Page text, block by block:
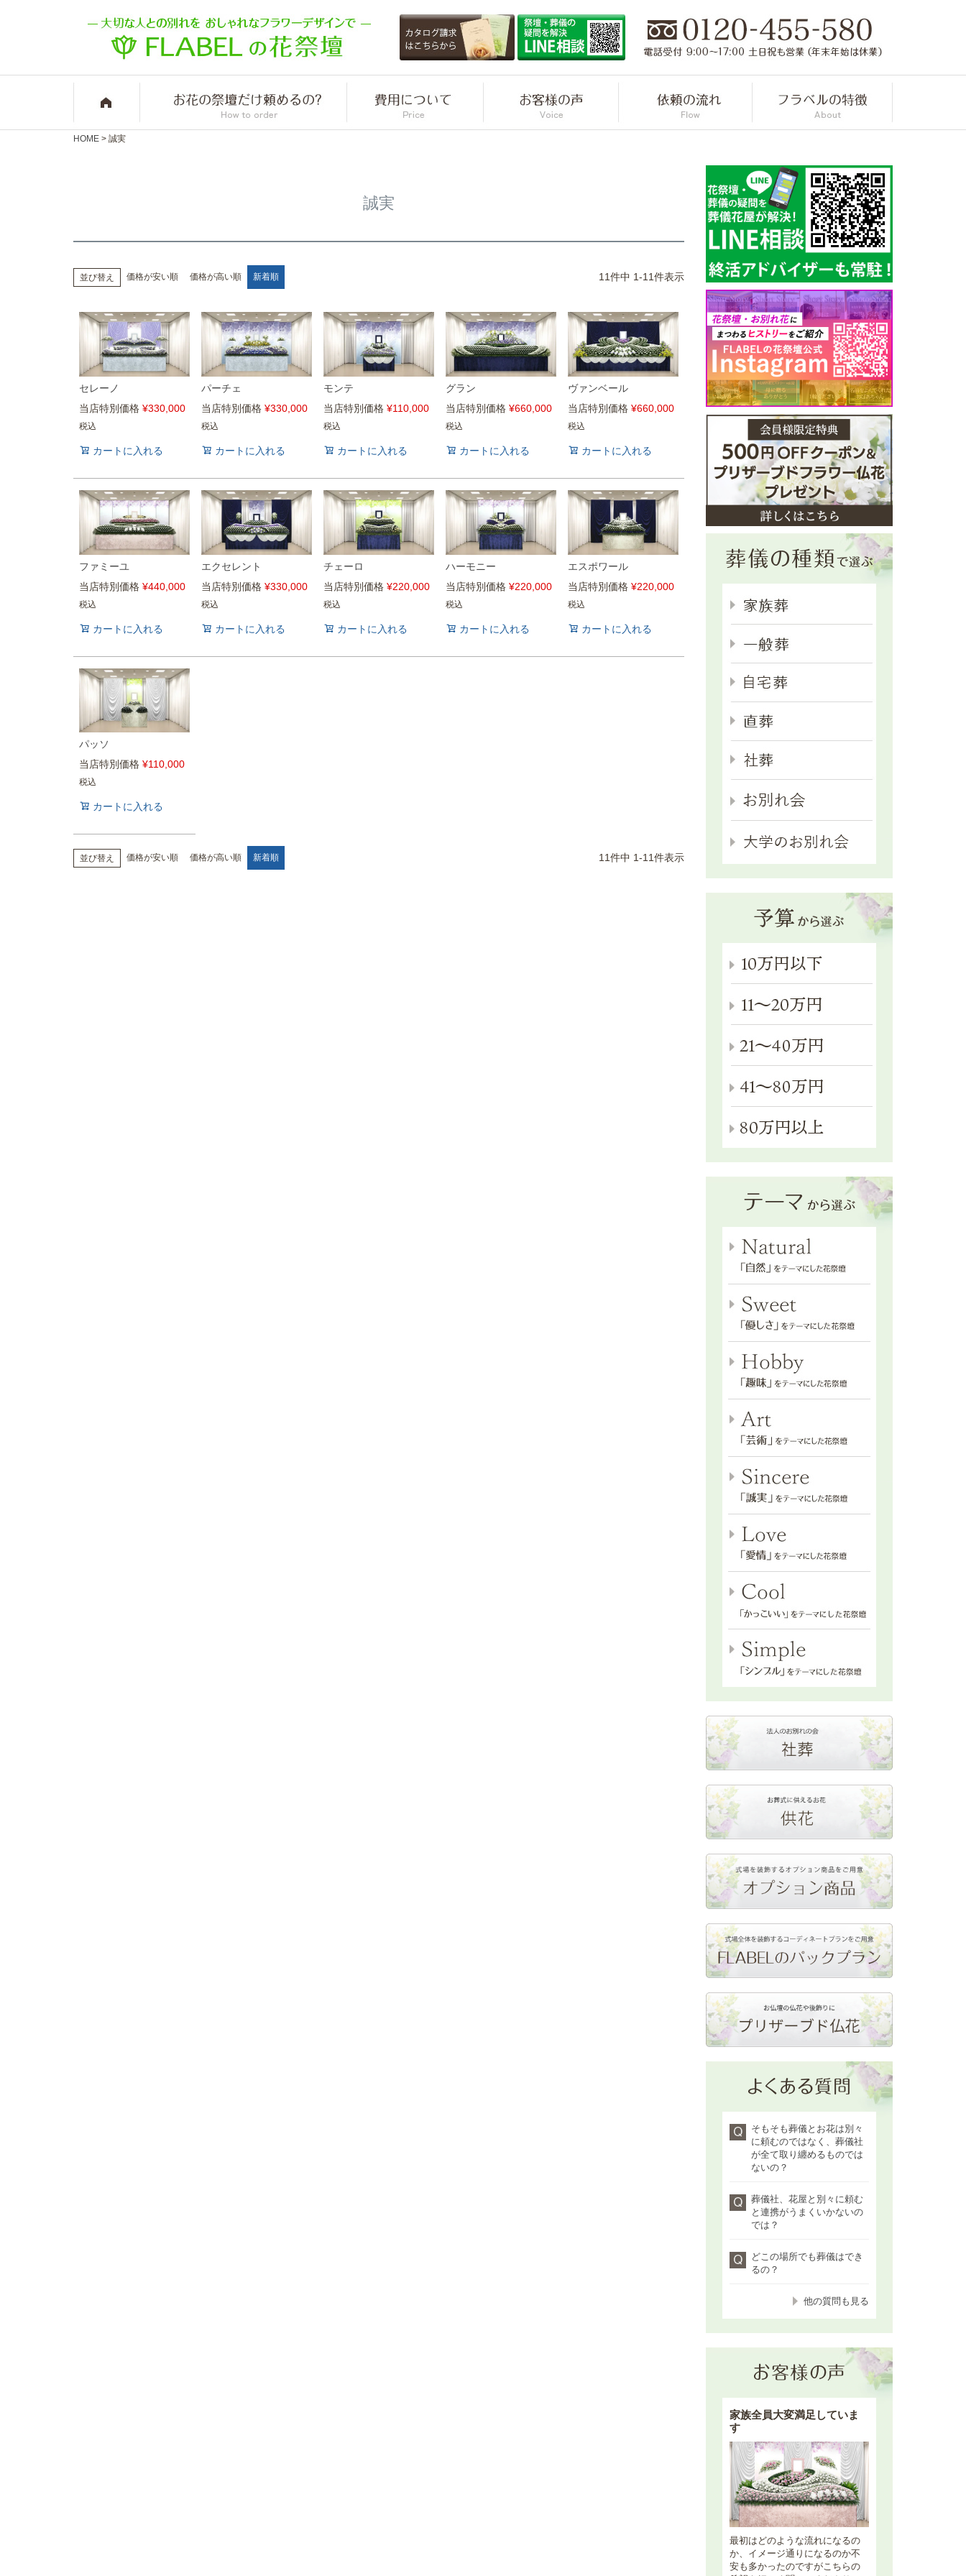
HOME 誠実
誠実
並び替え 価格が安い順 価格が高い順 新着順 11件中 1-11件表示
セレーノ
当店特別価格 ¥330,000
税込
カートに入れる
パーチェ
当店特別価格 ¥330,000
税込
カートに入れる
モンテ
当店特別価格 ¥110,000
税込
カートに入れる
グラン
当店特別価格 ¥660,000
税込
カートに入れる
ヴァンベール
当店特別価格 ¥660,000
税込
カートに入れる
ファミーユ
当店特別価格 ¥440,000
税込
カートに入れる
エクセレント
当店特別価格 ¥330,000
税込
カートに入れる
チェーロ
当店特別価格 ¥220,000
税込
カートに入れる
ハーモニー
当店特別価格 ¥220,000
税込
カートに入れる
エスポワール
当店特別価格 ¥220,000
税込
カートに入れる
パッソ
当店特別価格 ¥110,000
税込
カートに入れる
並び替え 価格が安い順 価格が高い順 新着順 11件中 1-11件表示
そもそも葬儀とお花は別々
に頼むのではなく、葬儀社
が全て取り纏めるものでは
ないの？
葬儀社、花屋と別々に頼む
と連携がうまくいかないの
では？
どこの場所でも葬儀はでき
るの？
他の質問も見る
家族全員大変満足していま
す
最初はどのような流れになるの
か、イメージ通りになるのか不
安も多かったのですがこちらの